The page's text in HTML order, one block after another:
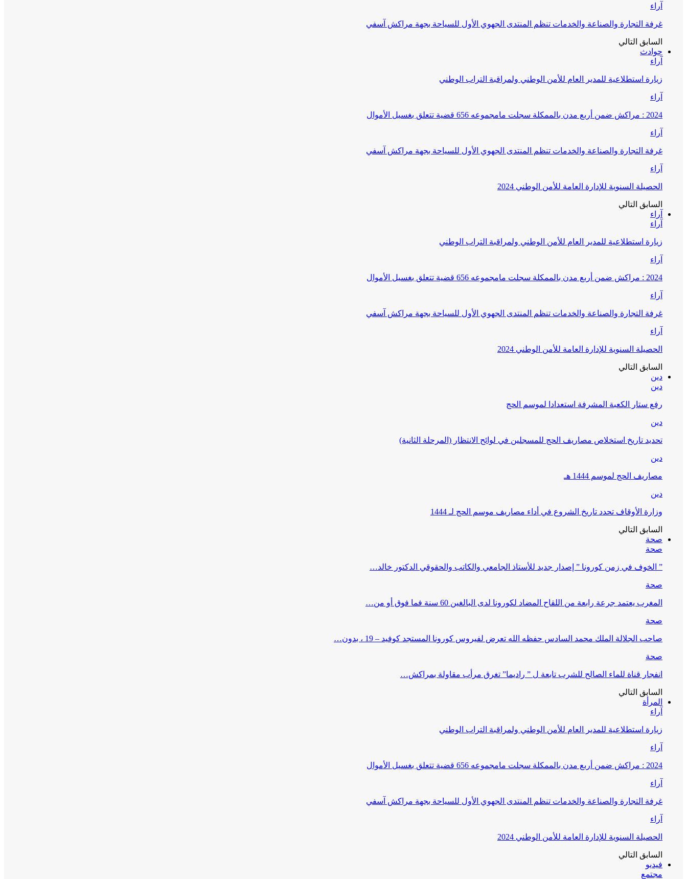
آراء
غرفة التجارة والصناعة والخدمات تنظم المنتدى الجهوي الأول للسياحة بجهة مراكش آسفي
السابق التالي
حوادث
آراء
زيارة استطلاعية للمدير العام للأمن الوطني ولمراقبة التراب الوطني
آراء
2024 : مراكش ضمن أربع مدن بالممكلة سجلت مامجموعه 656 قضية تتعلق بغسيل الأموال
آراء
غرفة التجارة والصناعة والخدمات تنظم المنتدى الجهوي الأول للسياحة بجهة مراكش آسفي
آراء
الحصيلة السنوية للإدارة العامة للأمن الوطني 2024
السابق التالي
آراء
آراء
زيارة استطلاعية للمدير العام للأمن الوطني ولمراقبة التراب الوطني
آراء
2024 : مراكش ضمن أربع مدن بالممكلة سجلت مامجموعه 656 قضية تتعلق بغسيل الأموال
آراء
غرفة التجارة والصناعة والخدمات تنظم المنتدى الجهوي الأول للسياحة بجهة مراكش آسفي
آراء
الحصيلة السنوية للإدارة العامة للأمن الوطني 2024
السابق التالي
دين
دين
رفع ستار الكعبة المشرفة استعدادا لموسم الحج
دين
تحديد تاريخ استخلاص مصاريف الحج للمسجلين في لوائح الانتظار (المرحلة الثانية)
دين
مصاريف الحج لموسم 1444 هـ
دين
وزارة الأوقاف تحدد تاريخ الشروع في أداء مصاريف موسم الحج لـ 1444
السابق التالي
صحة
صحة
” الخوف في زمن كورونا ” إصدار جديد للأستاذ الجامعي والكاتب والحقوقي الدكتور خالد…
صحة
المغرب يعتمد جرعة رابعة من اللقاح المضاد لكورونا لدى البالغين 60 سنة فما فوق أو من…
صحة
صاحب الجلالة الملك محمد السادس حفظه الله تعرض لفيروس كورونا المستجد كوفيد – 19 ، بدون…
صحة
انفجار قناة للماء الصالح للشرب تابعة ل ” راديما” تغرق مرأب مقاولة بمراكش…
السابق التالي
المرأة
آراء
زيارة استطلاعية للمدير العام للأمن الوطني ولمراقبة التراب الوطني
آراء
2024 : مراكش ضمن أربع مدن بالممكلة سجلت مامجموعه 656 قضية تتعلق بغسيل الأموال
آراء
غرفة التجارة والصناعة والخدمات تنظم المنتدى الجهوي الأول للسياحة بجهة مراكش آسفي
آراء
الحصيلة السنوية للإدارة العامة للأمن الوطني 2024
السابق التالي
فيديو
مجتمع